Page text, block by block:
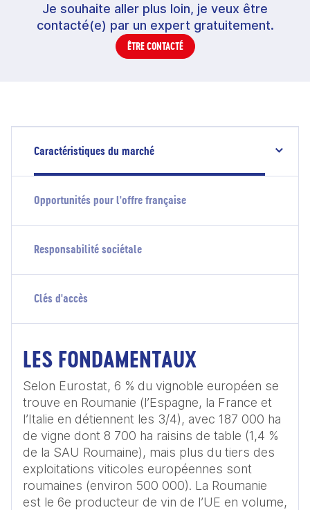
Je souhaite aller plus loin, je veux être
contacté(e) par un expert gratuitement.
ÊTRE CONTACTÉ
Caractéristiques du marché
Opportunités pour l'offre française
Responsabilité sociétale
Clés d'accès
LES FONDAMENTAUX
Selon Eurostat, 6 % du vignoble européen se
trouve en Roumanie (l’Espagne, la France et
l’Italie en détiennent les 3/4), avec 187 000 ha
de vigne dont 8 700 ha raisins de table (1,4 %
de la SAU Roumaine), mais plus du tiers des
exploitations viticoles européennes sont
roumaines (environ 500 000). La Roumanie
est le 6e producteur de vin de l’UE en volume,